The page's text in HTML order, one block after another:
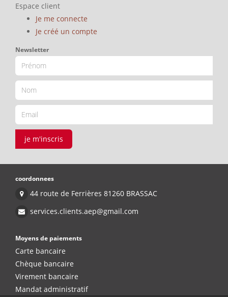
Espace client
Je me connecte
Je créé un compte
Newsletter
je m'inscris
coordonnees
44 route de Ferrières 81260 BRASSAC
services.clients.aep@gmail.com
Moyens de paiements
Carte bancaire
Chèque bancaire
Virement bancaire
Mandat administratif